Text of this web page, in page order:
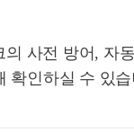
사전 방어, 자
확인하실 수 있